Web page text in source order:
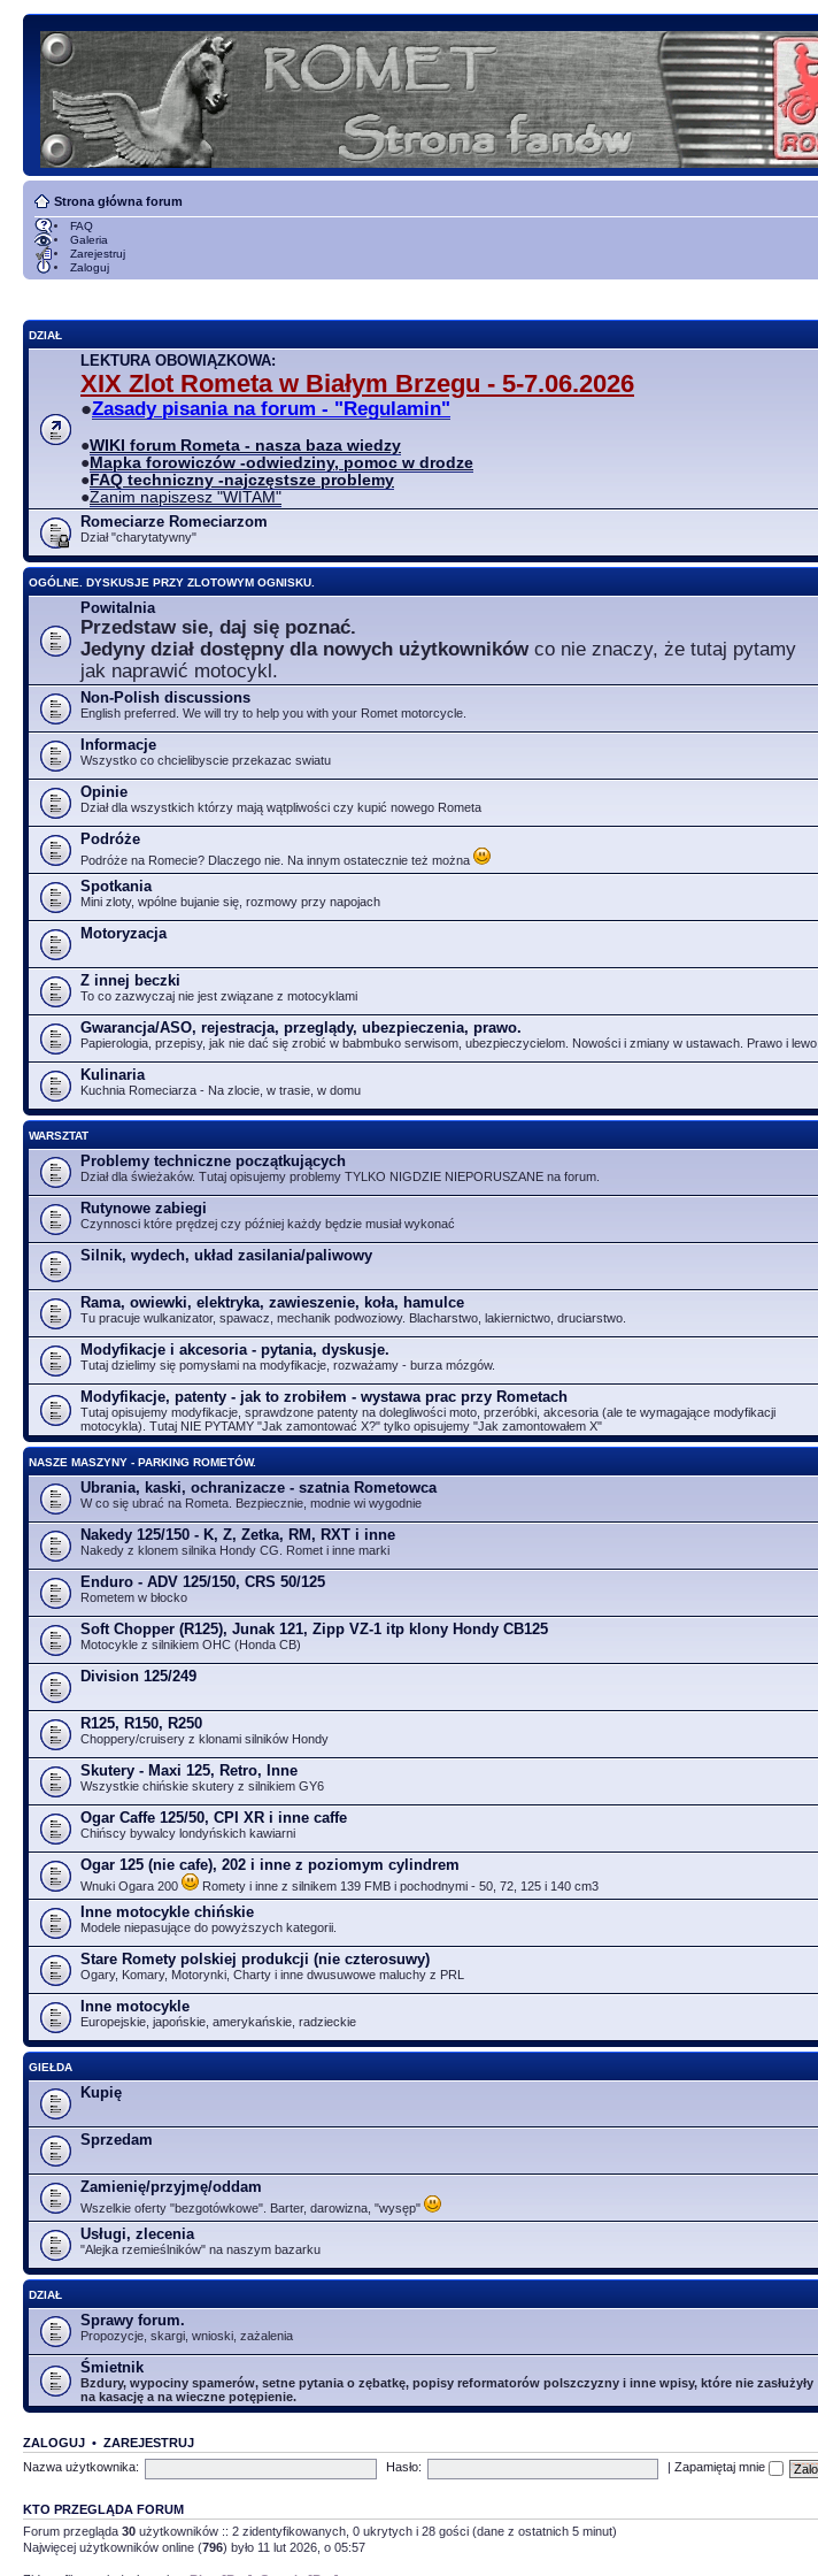
Strona główna forum
FAQ
Galeria
Zarejestruj
Zaloguj
DZIAŁ
LEKTURA OBOWIĄZKOWA:
XIX Zlot Rometa w Białym Brzegu - 5-7.06.2026
●Zasady pisania na forum - "Regulamin"
●WIKI forum Rometa - nasza baza wiedzy
●Mapka forowiczów -odwiedziny, pomoc w drodze
●FAQ techniczny -najczęstsze problemy
●Zanim napiszesz "WITAM"
Romeciarze Romeciarzom
Dział "charytatywny"
OGÓLNE. DYSKUSJE PRZY ZLOTOWYM OGNISKU.
Powitalnia
Przedstaw sie, daj się poznać.
Jedyny dział dostępny dla nowych użytkowników co nie znaczy, że tutaj pytamy
jak naprawić motocykl.
Non-Polish discussions
English preferred. We will try to help you with your Romet motorcycle.
Informacje
Wszystko co chcielibyscie przekazac swiatu
Opinie
Dział dla wszystkich którzy mają wątpliwości czy kupić nowego Rometa
Podróże
Podróże na Romecie? Dlaczego nie. Na innym ostatecznie też można
Spotkania
Mini zloty, wpólne bujanie się, rozmowy przy napojach
Motoryzacja
Z innej beczki
To co zazwyczaj nie jest związane z motocyklami
Gwarancja/ASO, rejestracja, przeglądy, ubezpieczenia, prawo.
Papierologia, przepisy, jak nie dać się zrobić w babmbuko serwisom, ubezpieczycielom. Nowości i zmiany w ustawach. Prawo i lewo.
Kulinaria
Kuchnia Romeciarza - Na zlocie, w trasie, w domu
WARSZTAT
Problemy techniczne początkujących
Dział dla świeżaków. Tutaj opisujemy problemy TYLKO NIGDZIE NIEPORUSZANE na forum.
Rutynowe zabiegi
Czynnosci które prędzej czy później każdy będzie musiał wykonać
Silnik, wydech, układ zasilania/paliwowy
Rama, owiewki, elektryka, zawieszenie, koła, hamulce
Tu pracuje wulkanizator, spawacz, mechanik podwoziowy. Blacharstwo, lakiernictwo, druciarstwo.
Modyfikacje i akcesoria - pytania, dyskusje.
Tutaj dzielimy się pomysłami na modyfikacje, rozważamy - burza mózgów.
Modyfikacje, patenty - jak to zrobiłem - wystawa prac przy Rometach
Tutaj opisujemy modyfikacje, sprawdzone patenty na dolegliwości moto, przeróbki, akcesoria (ale te wymagające modyfikacji
motocykla). Tutaj NIE PYTAMY "Jak zamontować X?" tylko opisujemy "Jak zamontowałem X"
NASZE MASZYNY - PARKING ROMETÓW.
Ubrania, kaski, ochranizacze - szatnia Rometowca
W co się ubrać na Rometa. Bezpiecznie, modnie wi wygodnie
Nakedy 125/150 - K, Z, Zetka, RM, RXT i inne
Nakedy z klonem silnika Hondy CG. Romet i inne marki
Enduro - ADV 125/150, CRS 50/125
Rometem w błocko
Soft Chopper (R125), Junak 121, Zipp VZ-1 itp klony Hondy CB125
Motocykle z silnikiem OHC (Honda CB)
Division 125/249
R125, R150, R250
Choppery/cruisery z klonami silników Hondy
Skutery - Maxi 125, Retro, Inne
Wszystkie chińskie skutery z silnikiem GY6
Ogar Caffe 125/50, CPI XR i inne caffe
Chińscy bywalcy londyńskich kawiarni
Ogar 125 (nie cafe), 202 i inne z poziomym cylindrem
Wnuki Ogara 200 Romety i inne z silnikem 139 FMB i pochodnymi - 50, 72, 125 i 140 cm3
Inne motocykle chińskie
Modele niepasujące do powyższych kategorii.
Stare Romety polskiej produkcji (nie czterosuwy)
Ogary, Komary, Motorynki, Charty i inne dwusuwowe maluchy z PRL
Inne motocykle
Europejskie, japońskie, amerykańskie, radzieckie
GIEŁDA
Kupię
Sprzedam
Zamienię/przyjmę/oddam
Wszelkie oferty "bezgotówkowe". Barter, darowizna, "wysęp"
Usługi, zlecenia
"Alejka rzemieślników" na naszym bazarku
DZIAŁ
Sprawy forum.
Propozycje, skargi, wnioski, zażalenia
Śmietnik
Bzdury, wypociny spamerów, setne pytania o zębatkę, popisy reformatorów polszczyzny i inne wpisy, które nie zasłużyły
na kasację a na wieczne potępienie.
ZALOGUJ • ZAREJESTRUJ
Nazwa użytkownika:
Hasło: |Zapamiętaj mnie
KTO PRZEGLĄDA FORUM
Forum przegląda 30 użytkowników :: 2 zidentyfikowanych, 0 ukrytych i 28 gości (dane z ostatnich 5 minut)
Najwięcej użytkowników online (796) było 11 lut 2026, o 05:57